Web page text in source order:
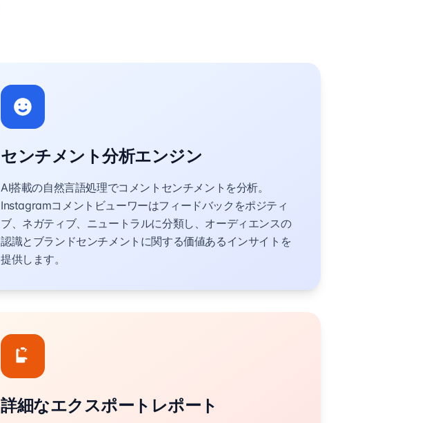
センチメント分析エンジン
AI搭載の自然言語処理でコメントセンチメントを分析。
Instagramコメントビューワーはフィードバックをポジティ
ブ、ネガティブ、ニュートラルに分類し、オーディエンスの
認識とブランドセンチメントに関する価値あるインサイトを
提供します。
詳細なエクスポートレポート